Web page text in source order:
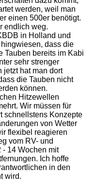
werden, weil man
einen 500er benötigt.
endlich weg.
in Holland und
dass die
Tauben bereits im Kabi
sehr strenger
jetzt hat man dort
die Tauben nicht
können.
Hitzewellen
Wir müssen für
schnellstens Konzepte
von Wetter
flexibel reagieren
vom RV- und
14 Wochen mit
Ich hoffe
in den
wird.